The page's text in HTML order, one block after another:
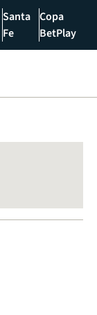
Santa
Fe
Copa
BetPlay